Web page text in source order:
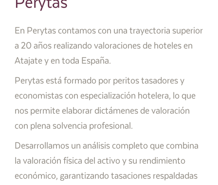
En Perytas contamos con una trayectoria superior
a 20 años realizando valoraciones de hoteles en
Atajate y en toda España.
Perytas está formado por peritos tasadores y
economistas con especialización hotelera, lo que
nos permite elaborar dictámenes de valoración
con plena solvencia profesional.
Desarrollamos un análisis completo que combina
la valoración física del activo y su rendimiento
económico, garantizando tasaciones respaldadas